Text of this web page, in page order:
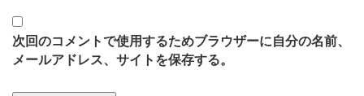
次回のコメントで使用するためブラウザーに自分の名前、
メールアドレス、サイトを保存する。